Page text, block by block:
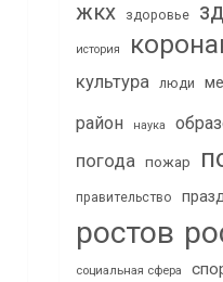
жкх здоровье
история
культура люди
район
наука
погода пожар
правительство
ростов
социальная сфера